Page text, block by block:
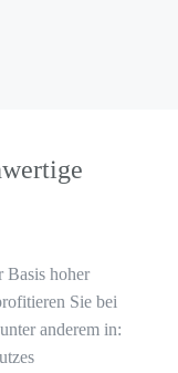
Basis hoher
Sie bei
anderem in: